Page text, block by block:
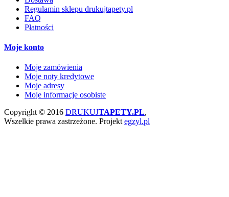
Regulamin sklepu drukujtapety.pl
FAQ
Płatności
Moje konto
Moje zamówienia
Moje noty kredytowe
Moje adresy
Moje informacje osobiste
Copyright © 2016 DRUKUJTAPETY.PL,
Wszelkie prawa zastrzeżone. Projekt egzyl.pl